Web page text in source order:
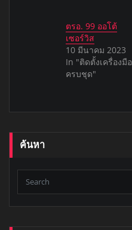
ตรอ. 99 ออโต้
เซอร์วิส
10 มีนาคม 2023
In "ติดตั้งเครื่องมือ
ครบชุด"
ค้นหา